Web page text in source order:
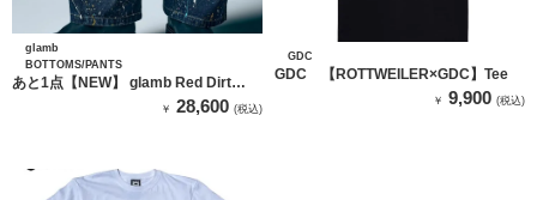
glamb
BOTTOMS/PANTS
あと1点【NEW】 glamb Red Dirt
Splash Denim / グラム レッドダート
￥ 28,600 (税込)
GDC
GDC 【ROTTWEILER×GDC】Tee
￥ 9,900 (税込)